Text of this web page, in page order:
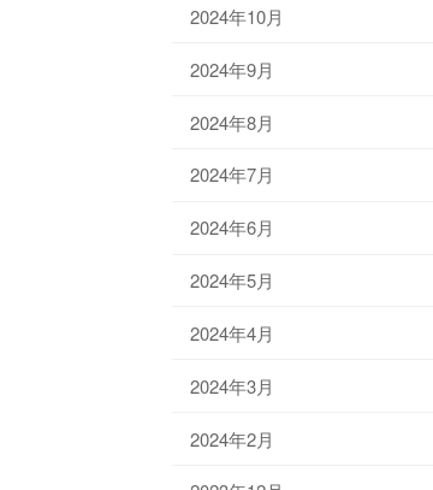
2024年10月
2024年9月
2024年8月
2024年7月
2024年6月
2024年5月
2024年4月
2024年3月
2024年2月